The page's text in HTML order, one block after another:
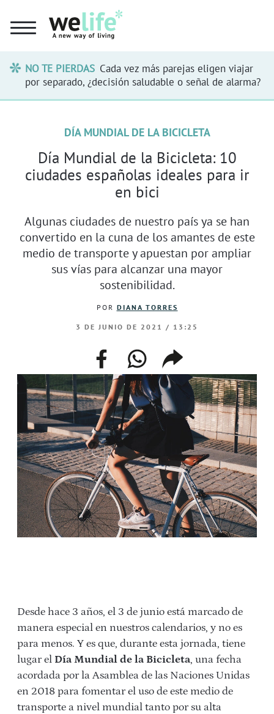
NO TE PIERDAS Cada vez más parejas eligen viajar
por separado, ¿decisión saludable o señal de alarma?
DÍA MUNDIAL DE LA BICICLETA
Día Mundial de la Bicicleta: 10
ciudades españolas ideales para ir
en bici
Algunas ciudades de nuestro país ya se han
convertido en la cuna de los amantes de este
medio de transporte y apuestan por ampliar
sus vías para alcanzar una mayor
sostenibilidad.
POR DIANA TORRES
3 DE JUNIO DE 2021 / 13:25
facebookwhatsappcompartir
enlace
Desde hace 3 años, el 3 de junio está marcado de
manera especial en nuestros calendarios, y no es
para menos. Y es que, durante esta jornada, tiene
lugar el Día Mundial de la Bicicleta, una fecha
acordada por la Asamblea de las Naciones Unidas
en 2018 para fomentar el uso de este medio de
transporte a nivel mundial tanto por su alta